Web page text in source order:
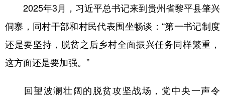
2025年3月，习近平总书记来到贵州省黎平县肇兴
侗寨，同村干部和村民代表围坐畅谈：“第一书记制度
还是要坚持，脱贫之后乡村全面振兴任务同样繁重，
这方面还是要加强。”
回望波澜壮阔的脱贫攻坚战场，党中央一声令